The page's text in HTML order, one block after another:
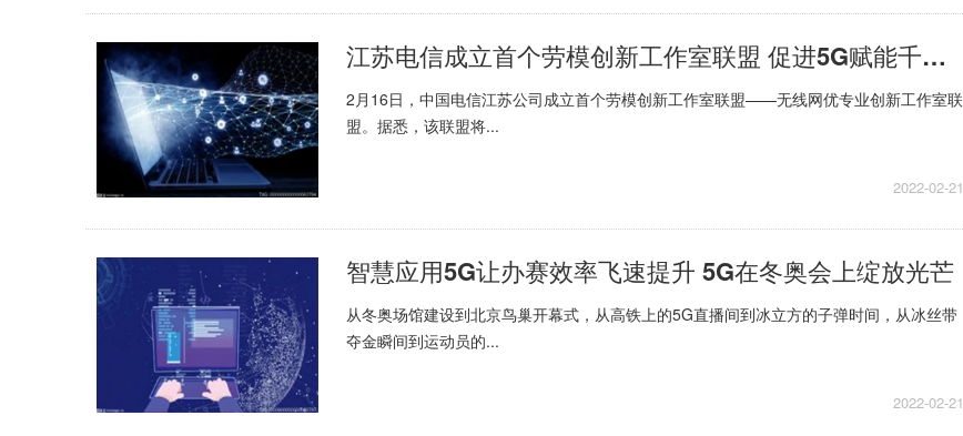
江苏电信成立首个劳模创新工作室联盟 促进5G赋能千行百业
2月16日，中国电信江苏公司成立首个劳模创新工作室联盟——无线网优专业创新工作室联
盟。据悉，该联盟将...
2022-02-21
智慧应用5G让办赛效率飞速提升 5G在冬奥会上绽放光芒
从冬奥场馆建设到北京鸟巢开幕式，从高铁上的5G直播间到冰立方的子弹时间，从冰丝带
夺金瞬间到运动员的...
2022-02-21